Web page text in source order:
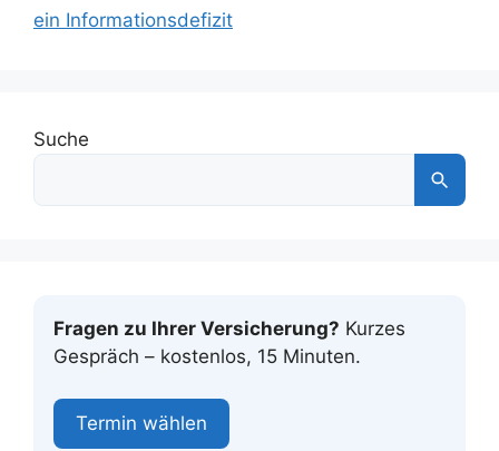
ein Informationsdefizit
Suche
Fragen zu Ihrer Versicherung? Kurzes
Gespräch – kostenlos, 15 Minuten.
Termin wählen